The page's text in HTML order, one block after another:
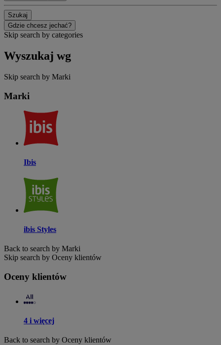
Szukaj
Gdzie chcesz jechać?
Skip search by categories
Wyszukaj wg
Skip search by Marki
Marki
Ibis
ibis Styles
Back to search by Marki
Skip search by Oceny klientów
Oceny klientów
4 i więcej
Back to search by Oceny klientów